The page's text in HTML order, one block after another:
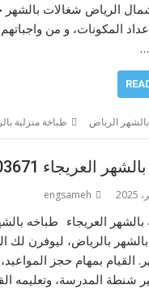
الرياض شغالات بالشهر
المكونات، و من
الرياض طباخة منزلية
العريجاء 0565603671
engsameh
طباخه
بالرياض، ليوفرن لك
القيام بمهام حجز
شنطة المدرسة، وتعليمه